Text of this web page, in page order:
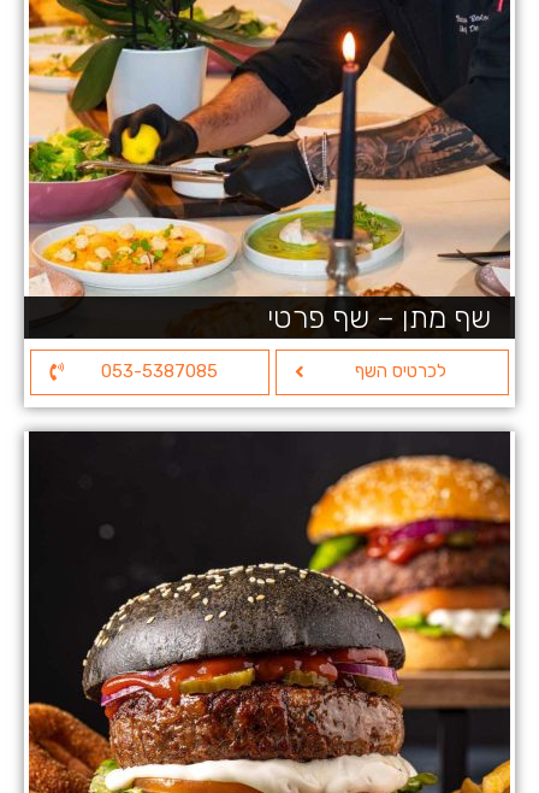
שף מתן – שף פרטי
לכרטיס השף 053-5387085